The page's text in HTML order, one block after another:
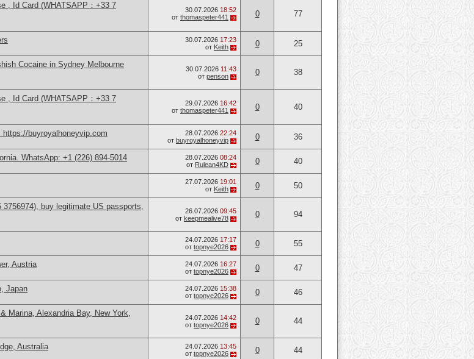
, Id Card (WHATSAPP：+33 7
30.07.2026 18:52
от thomaspeter441 0 77
30.07.2026 17:23
от Keith 0 25
Cocaine in Sydney Melbourne
30.07.2026 11:43
от penson 0 38
, Id Card (WHATSAPP：+33 7
29.07.2026 16:42
от thomaspeter441 0 40
https://buyroyalhoneyvip.com 28.07.2026 22:24
от buyroyalhoneyvip 0 36
WhatsApp: +1 (226) 894-5014 28.07.2026 08:24
от Rulean4KD 0 40
27.07.2026 19:01
от Keith 0 50
buy legitimate US passports,
26.07.2026 09:45
от keepmealive78 0 94
24.07.2026 17:17
от topnye2026 0 55
Austria 24.07.2026 16:27
от topnye2026 0 47
Japan 24.07.2026 15:38
от topnye2026 0 46
Marina, Alexandria Bay, New York,
24.07.2026 14:42
от topnye2026 0 44
Australia 24.07.2026 13:45
от topnye2026 0 44